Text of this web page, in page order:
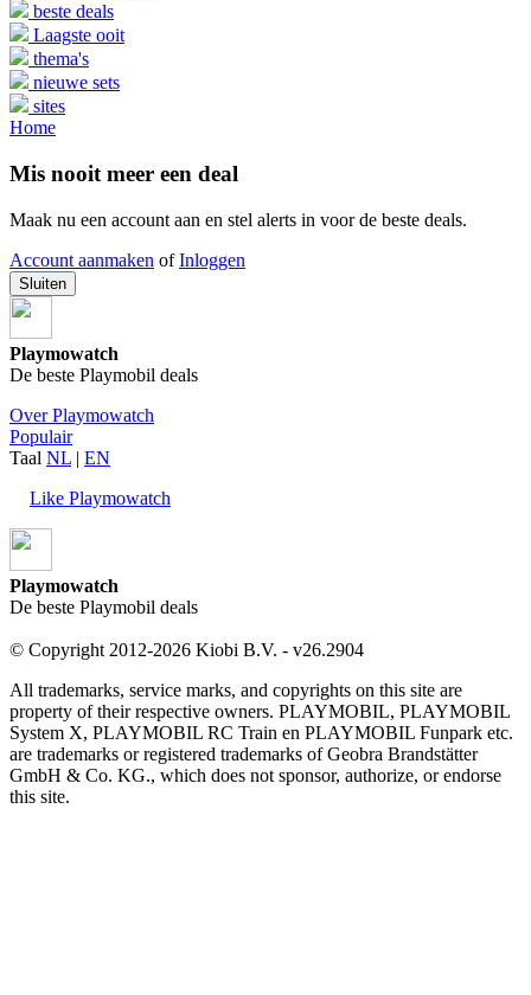
beste deals
Laagste ooit
thema's
nieuwe sets
sites
Home
Mis nooit meer een deal
Maak nu een account aan en stel alerts in voor de beste deals.
Account aanmaken ofInloggen
Sluiten
Playmowatch
De beste Playmobil deals
Over Playmowatch
Populair
Taal NL | EN
Like Playmowatch
Playmowatch
De beste Playmobil deals
© Copyright 2012-2026 Kiobi B.V. - v26.2904
All trademarks, service marks, and copyrights on this site are
property of their respective owners. PLAYMOBIL, PLAYMOBIL
System X, PLAYMOBIL RC Train en PLAYMOBIL Funpark etc.
are trademarks or registered trademarks of Geobra Brandstätter
GmbH & Co. KG., which does not sponsor, authorize, or endorse
this site.